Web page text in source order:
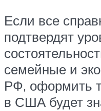
Если все
подтвердят
семейные и
РФ, оформить
в США будет